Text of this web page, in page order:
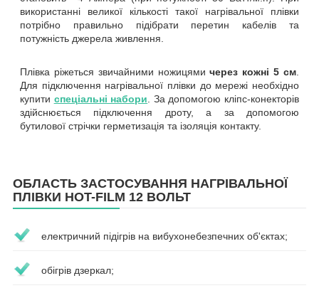
використанні великої кількості такої нагрівальної плівки
потрібно правильно підібрати перетин кабелів та
потужність джерела живлення.
Плівка ріжеться звичайними ножицямичерез кожні 5 см
Для підключення нагрівальної плівки до мережі необхідно
купити спеціальні набори . За допомогою кліпс-конекторів
здійснюється підключення дроту, а за допомогою
бутилової стрічки герметизація та ізоляція контакту.
ОБЛАСТЬ ЗАСТОСУВАННЯ НАГРІВАЛЬНОЇ
ПЛІВКИ HOT-FILM 12 ВОЛЬТ
електричний підігрів на вибухонебезпечних об'єктах;
обігрів дзеркал;